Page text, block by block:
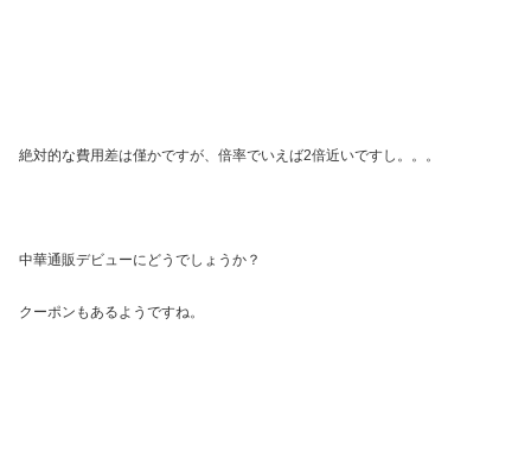
絶対的な費用差は僅かですが、倍率でいえば2倍近いですし。。。
中華通販デビューにどうでしょうか？
クーポンもあるようですね。